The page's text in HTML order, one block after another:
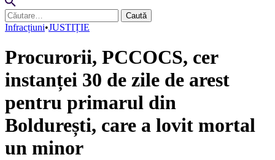
Caută
după:
Infracțiuni•JUSTIȚIE
Procurorii, PCCOCS, cer
instanței 30 de zile de arest
pentru primarul din
Boldurești, care a lovit mortal
un minor